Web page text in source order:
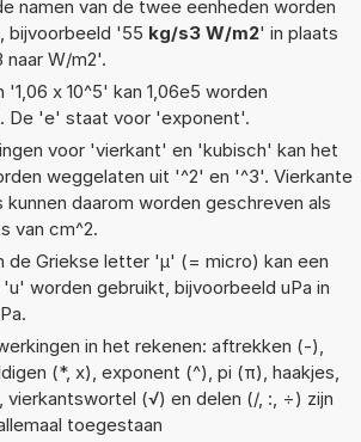
namen van de twee eenheden worden
bijvoorbeeld '55 kg/s3 W/m2' in plaats
W/m2'.
'1,06 x 10^5' kan 1,06e5 worden
De 'e' staat voor 'exponent'.
voor 'vierkant' en 'kubisch' kan het
weggelaten uit '^2' en '^3'. Vierkante
daarom worden geschreven als
van cm^2.
de Griekse letter 'µ' (= micro) kan een
worden gebruikt, bijvoorbeeld uPa in
in het rekenen: aftrekken (-),
(*, x), exponent (^), pi (π), haakjes,
vierkantswortel (√) en delen (/, :, ÷) zijn
toegestaan